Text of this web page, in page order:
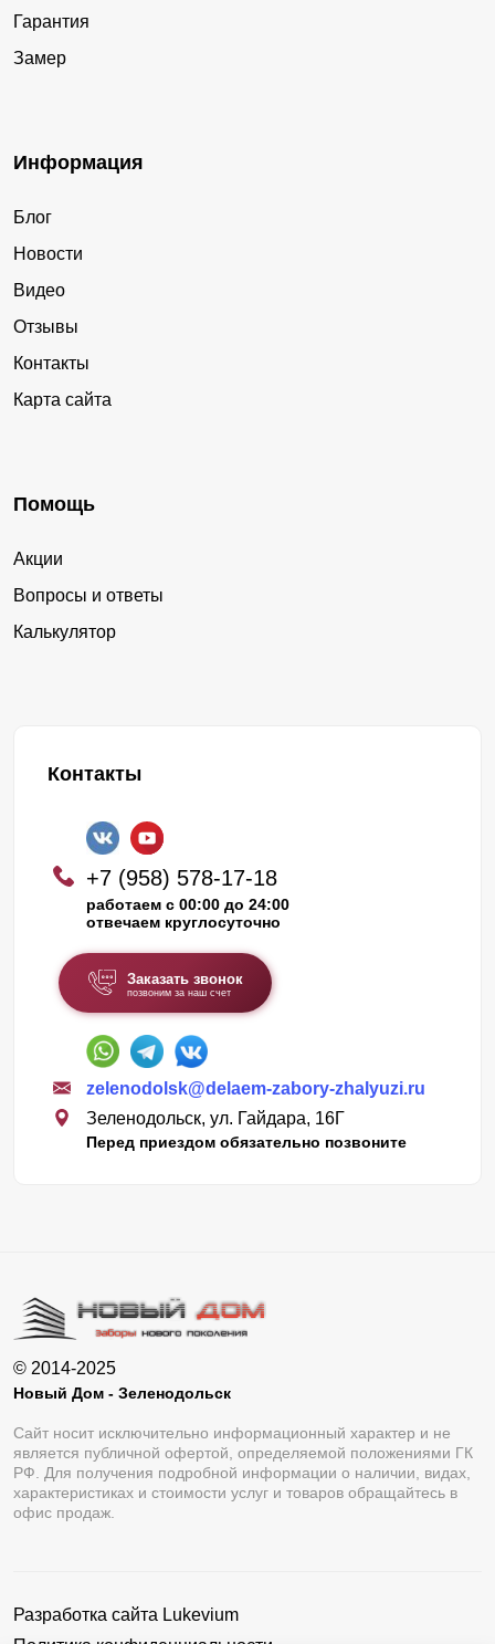
Гарантия
Замер
Информация
Блог
Новости
Видео
Отзывы
Контакты
Карта сайта
Помощь
Акции
Вопросы и ответы
Калькулятор
Контакты
+7 (958) 578-17-18
работаем с 00:00 до 24:00
отвечаем круглосуточно
Заказать звонок
позвоним за наш счет
zelenodolsk@delaem-zabory-zhalyuzi.ru
Зеленодольск, ул. Гайдара, 16Г
Перед приездом обязательно позвоните
© 2014-2025
Новый Дом - Зеленодольск
Сайт носит исключительно информационный характер и не
является публичной офертой, определяемой положениями ГК
РФ. Для получения подробной информации о наличии, видах,
характеристиках и стоимости услуг и товаров обращайтесь в
офис продаж.
Разработка сайта Lukevium